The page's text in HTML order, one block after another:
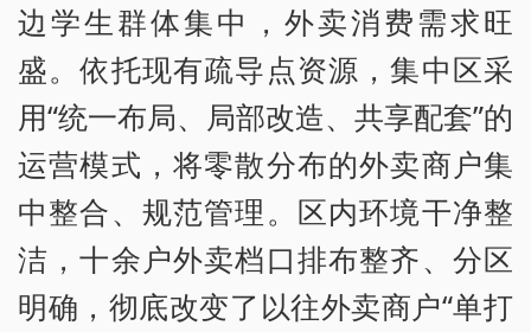
边学生群体集中，外卖消费需求旺
盛。依托现有疏导点资源，集中区采
用“统一布局、局部改造、共享配套”的
运营模式，将零散分布的外卖商户集
中整合、规范管理。区内环境干净整
洁，十余户外卖档口排布整齐、分区
明确，彻底改变了以往外卖商户“单打